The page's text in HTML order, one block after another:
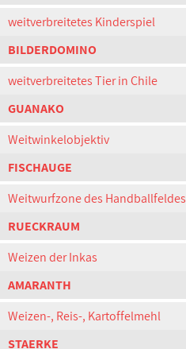
weitverbreitetes Kinderspiel
BILDERDOMINO
weitverbreitetes Tier in Chile
GUANAKO
Weitwinkelobjektiv
FISCHAUGE
Weitwurfzone des Handballfeldes
RUECKRAUM
Weizen der Inkas
AMARANTH
Weizen-, Reis-, Kartoffelmehl
STAERKE